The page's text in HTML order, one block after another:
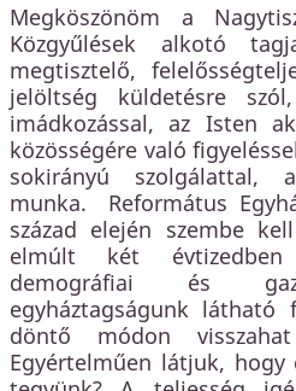
Megköszönöm a
Közgyűlések alkotó
megtisztelő,
jelöltség küldetésre
imádkozással, az Isten
közösségére való
sokirányú szolgálattal,
munka. Református
század elején szembe
elmúlt két
demográfiai és
egyháztagságunk látható
döntő módon
Egyértelműen látjuk,